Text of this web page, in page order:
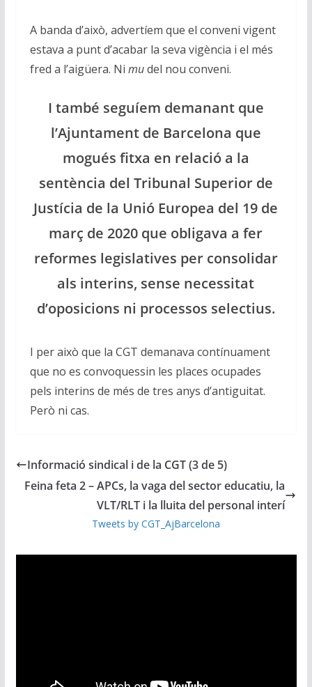
A banda d’això, advertíem que el conveni vigent
estava a punt d’acabar la seva vigència i el més
fred a l’aigüera. Ni mudel nou conveni.
I també seguíem demanant que
l’Ajuntament de Barcelona que
mogués fitxa en relació a la
sentència del Tribunal Superior de
Justícia de la Unió Europea del 19 de
març de 2020 que obligava a fer
reformes legislatives per consolidar
als interins, sense necessitat
d’oposicions ni processos selectius.
I per això que la CGT demanava contínuament
que no es convoquessin les places ocupades
pels interins de més de tres anys d’antiguitat.
Però ni cas.
Informació sindical i de la CGT (3 de 5)
Feina feta 2 – APCs, la vaga del sector educatiu, la
VLT/RLT i la lluita del personal interí
Tweets by CGT_AjBarcelona